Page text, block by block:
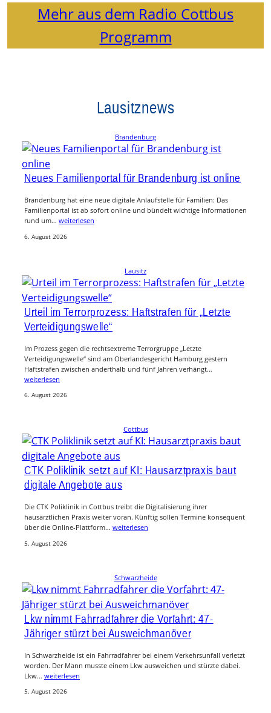
Mehr aus dem Radio Cottbus
Programm
Lausitznews
Brandenburg
Neues Familienportal für Brandenburg ist online
Brandenburg hat eine neue digitale Anlaufstelle für Familien: Das
Familienportal ist ab sofort online und bündelt wichtige Informationen
rund um… weiterlesen
6. August 2026
Lausitz
Urteil im Terrorprozess: Haftstrafen für „Letzte
Verteidigungswelle“
Im Prozess gegen die rechtsextreme Terrorgruppe „Letzte
Verteidigungswelle“ sind am Oberlandesgericht Hamburg gestern
Haftstrafen zwischen anderthalb und fünf Jahren verhängt…
weiterlesen
6. August 2026
Cottbus
CTK Poliklinik setzt auf KI: Hausarztpraxis baut
digitale Angebote aus
Die CTK Poliklinik in Cottbus treibt die Digitalisierung ihrer
hausärztlichen Praxis weiter voran. Künftig sollen Termine konsequent
über die Online-Plattform… weiterlesen
5. August 2026
Schwarzheide
Lkw nimmt Fahrradfahrer die Vorfahrt: 47-
Jähriger stürzt bei Ausweichmanöver
In Schwarzheide ist ein Fahrradfahrer bei einem Verkehrsunfall verletzt
worden. Der Mann musste einem Lkw ausweichen und stürzte dabei.
Lkw… weiterlesen
5. August 2026